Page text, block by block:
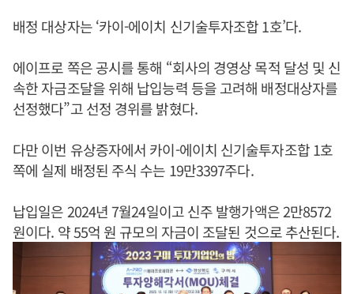
배정 대상자는 ‘카이-에이치 신기술투자조합 1호’다.
에이프로 쪽은 공시를 통해 “회사의 경영상 목적 달성 및 신
속한 자금조달을 위해 납입능력 등을 고려해 배정대상자를
선정했다”고 선정 경위를 밝혔다.
다만 이번 유상증자에서 카이-에이치 신기술투자조합 1호
쪽에 실제 배정된 주식 수는 19만3397주다.
납입일은 2024년 7월24일이고 신주 발행가액은 2만8572
원이다. 약 55억 원 규모의 자금이 조달된 것으로 추산된다.